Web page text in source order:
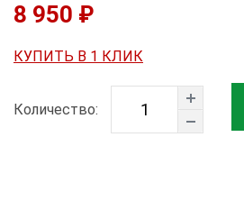
8 950 ₽
КУПИТЬ В 1 КЛИК
Количество: